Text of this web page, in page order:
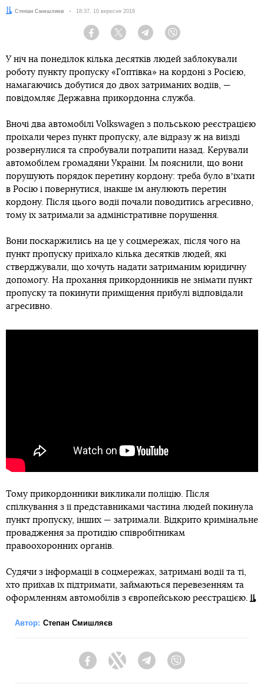
Автор:
Степан Смишляєв Дата:
18:37, 10 вересня 2018
Facebook Twitter Telegram
У ніч на понеділок кілька десятків людей заблокували
роботу пункту пропуску «Гоптівка» на кордоні з Росією,
намагаючись добутися до двох затриманих водіїв, —
повідомляє Державна прикордонна служба.
Вночі два автомобілі Volkswagen з польською реєстрацією
проїхали через пункт пропуску, але відразу ж на виїзді
розвернулися та спробували потрапити назад. Керували
автомобілем громадяни України. Їм пояснили, що вони
порушують порядок перетину кордону: треба було вʼїхати
в Росію і повернутися, інакше їм анулюють перетин
кордону. Після цього водії почали поводитись агресивно,
тому їх затримали за адміністративне порушення.
Вони поскаржились на це у соцмережах, після чого на
пункт пропуску приїхало кілька десятків людей, які
стверджували, що хочуть надати затриманим юридичну
допомогу. На прохання прикордонників не знімати пункт
пропуску та покинути приміщення прибулі відповідали
агресивно.
Тому прикордонники викликали поліцію. Після
спілкування з її представниками частина людей покинула
пункт пропуску, інших — затримали. Відкрито кримінальне
провадження за протидію співробітникам
правоохоронних органів.
Судячи з інформації в соцмережах, затримані водії та ті,
хто приїхав їх підтримати, займаються перевезенням та
оформленням автомобілів з європейською реєстрацією.
Автор: Степан Смишляєв
FacebookTwitter Telegram